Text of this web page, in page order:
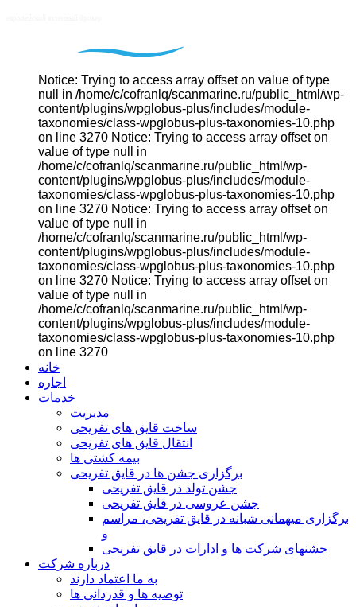
Notice: Trying to access array offset on value of type
null in /home/c/cofranlq/scanmarine.ru/public_html/wp-
content/plugins/wpglobus-plus/includes/module-
taxonomies/class-wpglobus-plus-taxonomies-10.php
on line 3270 Notice: Trying to access array offset on
value of type null in
/home/c/cofranlq/scanmarine.ru/public_html/wp-
content/plugins/wpglobus-plus/includes/module-
taxonomies/class-wpglobus-plus-taxonomies-10.php
on line 3270 Notice: Trying to access array offset on
value of type null in
/home/c/cofranlq/scanmarine.ru/public_html/wp-
content/plugins/wpglobus-plus/includes/module-
taxonomies/class-wpglobus-plus-taxonomies-10.php
on line 3270 Notice: Trying to access array offset on
value of type null in
/home/c/cofranlq/scanmarine.ru/public_html/wp-
content/plugins/wpglobus-plus/includes/module-
taxonomies/class-wpglobus-plus-taxonomies-10.php
on line 3270
خانه
اجاره
خدمات
مدیریت
ساخت قایق های تفریحی
انتقال قایق های تفریحی
بیمه کشتی ها
برگزاری جشن ها در قایق تفریحی
جشن تولد در قایق تفریحی
جشن عروسی در قایق تفریحی
برگزاری میهمانی شبانه در قایق تفریحی، مراسم
و
جشنهای شرکت ها و ادارات در قایق تفریحی
درباره شرکت
به ما اعتماد دارند
توصیه ها و قدردانی ها